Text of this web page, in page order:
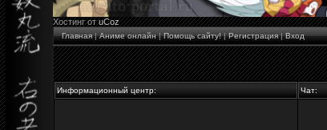
Хостинг отuCoz
Главная|Аниме онлайн|Помощь сайту!|Регистрация|Вход
Информационный центр: Чат: